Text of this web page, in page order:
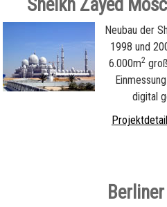
Sheikh Zayed
Neubau der
1998 und
6.000m2
digital